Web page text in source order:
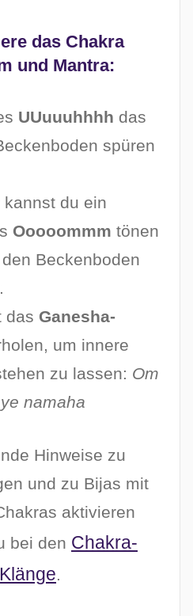
das Chakra
und Mantra:
UUuuuhhhh das
spüren
du ein
Ooooommm tönen
Beckenboden
das Ganesha-
um innere
zu lassen: Om
namaha
Hinweise zu
und zu Bijas mit
aktivieren
bei den Chakra-
.